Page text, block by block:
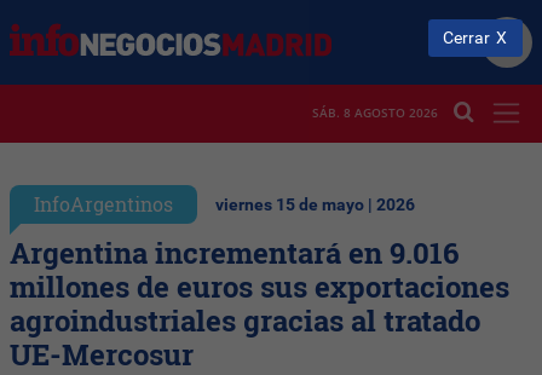
SÁB. 8 AGOSTO 2026
InfoArgentinos viernes 15 de mayo | 2026
Argentina incrementará en 9.016
millones de euros sus exportaciones
agroindustriales gracias al tratado
UE-Mercosur
Cerrar